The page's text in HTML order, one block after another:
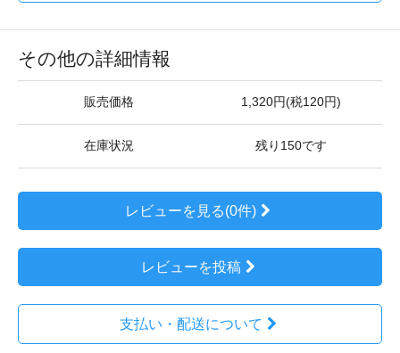
その他の詳細情報
販売価格 1,320円(税120円)
在庫状況 残り150です
レビューを見る(0件)
レビューを投稿
支払い・配送について